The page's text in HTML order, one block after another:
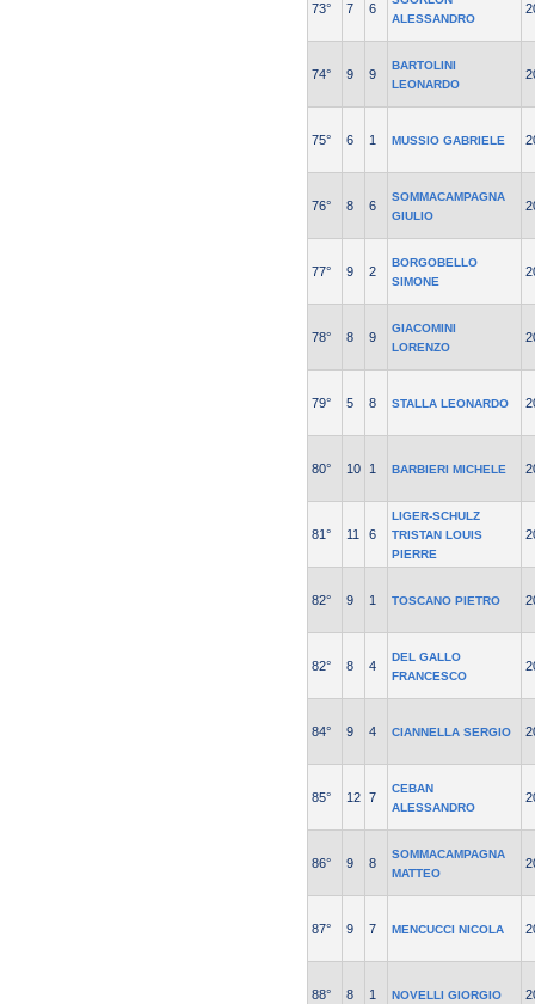
73° 7 6
ALESSANDRO
74° 9 9
BARTOLINI
LEONARDO
75° 6 1 MUSSIO GABRIELE
76° 8 6
SOMMACAMPAGNA
GIULIO
77° 9 2
BORGOBELLO
SIMONE
78° 8 9
GIACOMINI
LORENZO
79° 5 8 STALLA LEONARDO
80° 10 1 BARBIERI MICHELE
81° 11 6
LIGER-SCHULZ
TRISTAN LOUIS
PIERRE
82° 9 1 TOSCANO PIETRO
82° 8 4
DEL GALLO
FRANCESCO
84° 9 4 CIANNELLA SERGIO
85° 12 7
CEBAN
ALESSANDRO
86° 9 8
SOMMACAMPAGNA
MATTEO
87° 9 7 MENCUCCI NICOLA
88° 8 1 NOVELLI GIORGIO